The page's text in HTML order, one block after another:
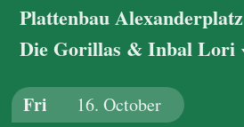
Plattenbau Alexanderplatz
Die Gorillas & Inbal Lori
Fri 16. October